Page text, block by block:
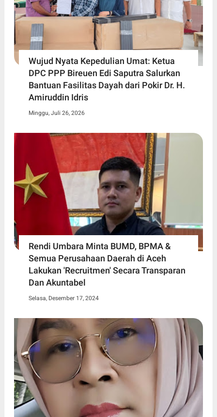
Wujud Nyata Kepedulian Umat: Ketua
DPC PPP Bireuen Edi Saputra Salurkan
Bantuan Fasilitas Dayah dari Pokir Dr. H.
Amiruddin Idris
Minggu, Juli 26, 2026
Rendi Umbara Minta BUMD, BPMA &
Semua Perusahaan Daerah di Aceh
Lakukan 'Recruitmen' Secara Transparan
Dan Akuntabel
Selasa, Desember 17, 2024